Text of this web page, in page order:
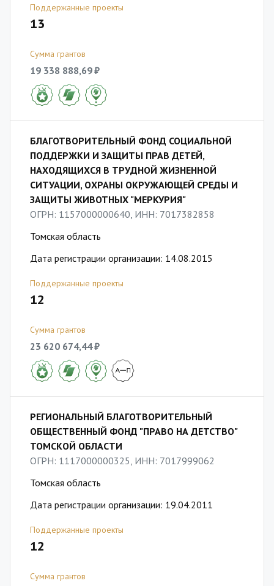
Поддержанные проекты
13
Сумма грантов
19 338 888,69 ₽
БЛАГОТВОРИТЕЛЬНЫЙ ФОНД СОЦИАЛЬНОЙ
ПОДДЕРЖКИ И ЗАЩИТЫ ПРАВ ДЕТЕЙ,
НАХОДЯЩИХСЯ В ТРУДНОЙ ЖИЗНЕННОЙ
СИТУАЦИИ, ОХРАНЫ ОКРУЖАЮЩЕЙ СРЕДЫ И
ЗАЩИТЫ ЖИВОТНЫХ "МЕРКУРИЯ"
ОГРН: 1157000000640, ИНН: 7017382858
Томская область
Дата регистрации организации: 14.08.2015
Поддержанные проекты
12
Сумма грантов
23 620 674,44 ₽
РЕГИОНАЛЬНЫЙ БЛАГОТВОРИТЕЛЬНЫЙ
ОБЩЕСТВЕННЫЙ ФОНД "ПРАВО НА ДЕТСТВО"
ТОМСКОЙ ОБЛАСТИ
ОГРН: 1117000000325, ИНН: 7017999062
Томская область
Дата регистрации организации: 19.04.2011
Поддержанные проекты
12
Сумма грантов